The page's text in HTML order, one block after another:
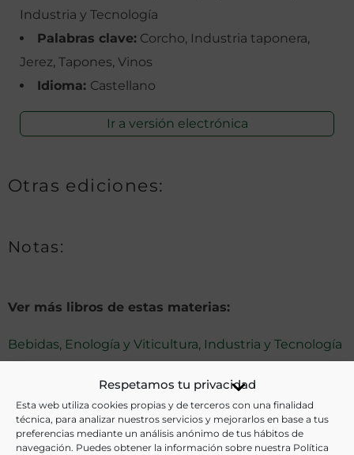
Respetamos tu privacidad
Esta web utiliza cookies propias y de terceros con una finalidad
técnica, para analizar nuestros servicios y mejorarlos en base a tus
preferencias mediante un análisis anónimo de tus hábitos de
navegación. Puedes obtener la información sobre nuestra Política
Industria y Tecnología
Palabras clave: Corcho, Industria taponera,
Jerez, Tapones, Vinos
Idioma: Castellano
Ir a versión electrónica
Otras ediciones:
Notas:
Ver más libros de estas materias:
Bebidas, Enología y Viticultura, Industria y Tecnología
Ver más libros con las palabras clave:
Corcho ,Industria taponera,Jerez ,Tapones, Vinos